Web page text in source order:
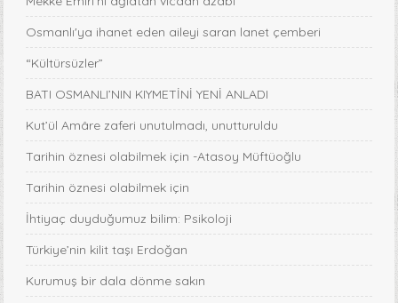
Osmanlı'ya ihanet eden aileyi saran lanet çemberi
“Kültürsüzler”
BATI OSMANLI’NIN KIYMETİNİ YENİ ANLADI
Kut’ül Amâre zaferi unutulmadı, unutturuldu
Tarihin öznesi olabilmek için -Atasoy Müftüoğlu
Tarihin öznesi olabilmek için
İhtiyaç duyduğumuz bilim: Psikoloji
Türkiye’nin kilit taşı Erdoğan
Kurumuş bir dala dönme sakın